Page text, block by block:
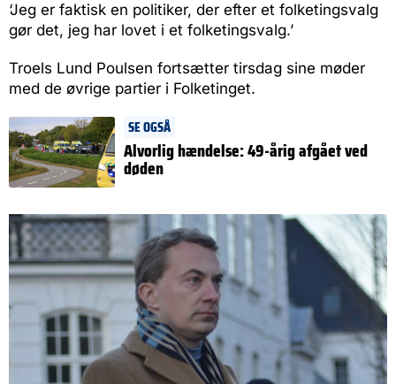
‘Jeg er faktisk en politiker, der efter et folketingsvalg
gør det, jeg har lovet i et folketingsvalg.’
Troels Lund Poulsen fortsætter tirsdag sine møder
med de øvrige partier i Folketinget.
SE OGSÅ
Alvorlig hændelse: 49-årig afgået ved
døden